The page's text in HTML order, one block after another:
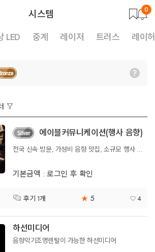
시스템 0
LED 중계 레이저 트러스 레이허
에이블커뮤니케이션(행사 음향)
전국 신속 방문, 가성비 음향 맛집, 소규모 행사 음향 전문
기본금액 : 로그인 후 확인
후기 1개 ★ 5 4
하선미디어
음향악기조명렌탈이 가능한 하선미디어